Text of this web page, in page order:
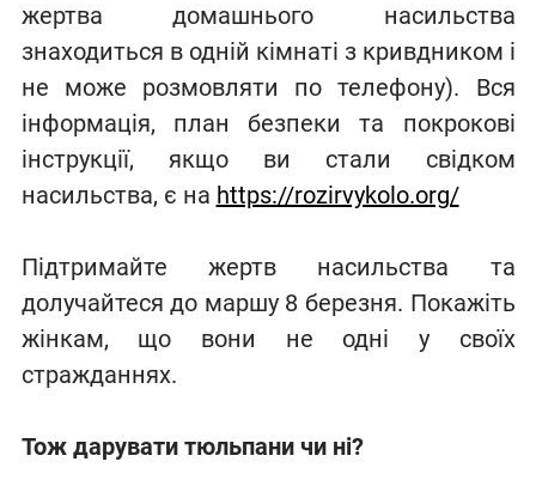
жертва домашнього насильства
знаходиться в одній кімнаті з кривдником і
не може розмовляти по телефону). Вся
інформація, план безпеки та покрокові
інструкції, якщо ви стали свідком
насильства, є на https://rozirvykolo.org/
Підтримайте жертв насильства та
долучайтеся до маршу 8 березня. Покажіть
жінкам, що вони не одні у своїх
стражданнях.
Тож дарувати тюльпани чи ні?